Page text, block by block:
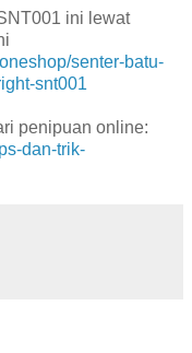
ini lewat
senter-batu-
snt001
penipuan online:
dan-trik-